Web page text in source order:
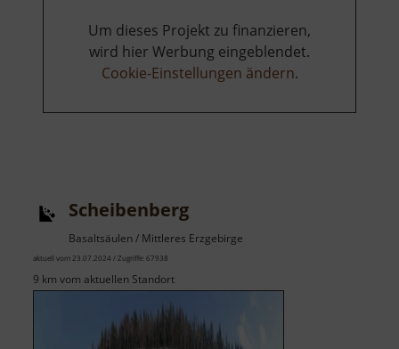
Um dieses Projekt zu finanzieren,
wird hier Werbung eingeblendet.
Cookie-Einstellungen ändern.
Scheibenberg
Basaltsäulen / Mittleres Erzgebirge
aktuell vom 23.07.2024 / Zugriffe: 67938
9 km vom aktuellen Standort